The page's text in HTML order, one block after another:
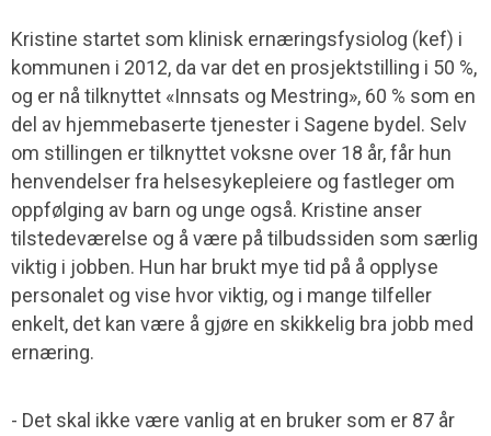
Kristine startet som klinisk ernæringsfysiolog (kef) i
kommunen i 2012, da var det en prosjektstilling i 50 %,
og er nå tilknyttet «Innsats og Mestring», 60 % som en
del av hjemmebaserte tjenester i Sagene bydel. Selv
om stillingen er tilknyttet voksne over 18 år, får hun
henvendelser fra helsesykepleiere og fastleger om
oppfølging av barn og unge også. Kristine anser
tilstedeværelse og å være på tilbudssiden som særlig
viktig i jobben. Hun har brukt mye tid på å opplyse
personalet og vise hvor viktig, og i mange tilfeller
enkelt, det kan være å gjøre en skikkelig bra jobb med
ernæring.
- Det skal ikke være vanlig at en bruker som er 87 år